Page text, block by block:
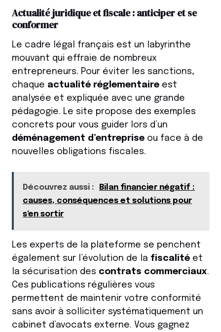
Actualité juridique et fiscale : anticiper et se
conformer
Le cadre légal français est un labyrinthe
mouvant qui effraie de nombreux
entrepreneurs. Pour éviter les sanctions,
chaque actualité réglementaire est
analysée et expliquée avec une grande
pédagogie. Le site propose des exemples
concrets pour vous guider lors d’un
déménagement d’entreprise ou face à de
nouvelles obligations fiscales.
Découvrez aussi :
Bilan financier négatif :
causes, conséquences et solutions pour
s'en sortir
Les experts de la plateforme se penchent
également sur l’évolution de la fiscalité et
la sécurisation des contrats commerciaux.
Ces publications régulières vous
permettent de maintenir votre conformité
sans avoir à solliciter systématiquement un
cabinet d’avocats externe. Vous gagnez